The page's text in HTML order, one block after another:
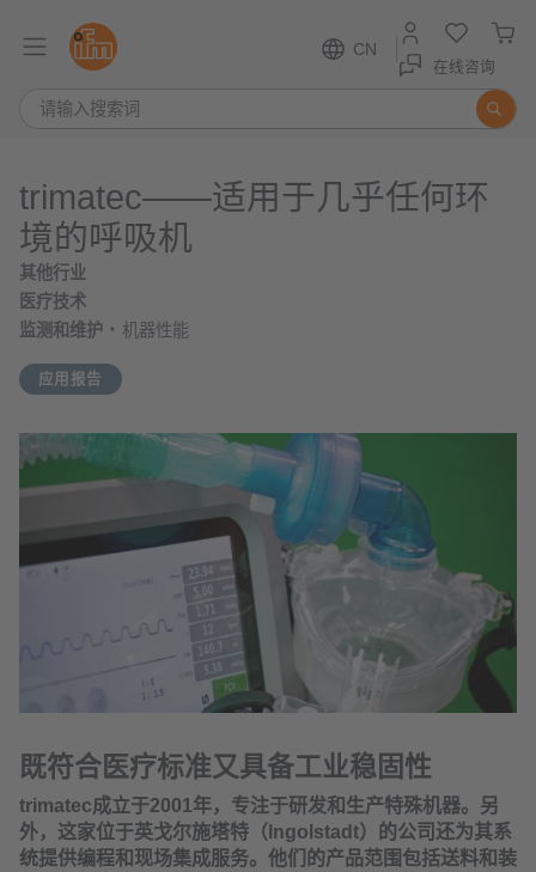
CN
在线咨询
trimatec——适用于几乎任何环
境的呼吸机
其他行业
医疗技术
监测和维护
机器性能
应用报告
既符合医疗标准又具备工业稳固性
trimatec成立于2001年，专注于研发和生产特殊机器。另
外，这家位于英戈尔施塔特（Ingolstadt）的公司还为其系
统提供编程和现场集成服务。他们的产品范围包括送料和装